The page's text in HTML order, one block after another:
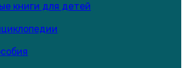
книги для детей